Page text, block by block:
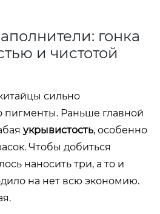
гонка
и чистотой
сильно
пигменты. Раньше главной
укрывистость, особенно
Чтобы добиться
наносить три, а то и
на нет всю экономию.